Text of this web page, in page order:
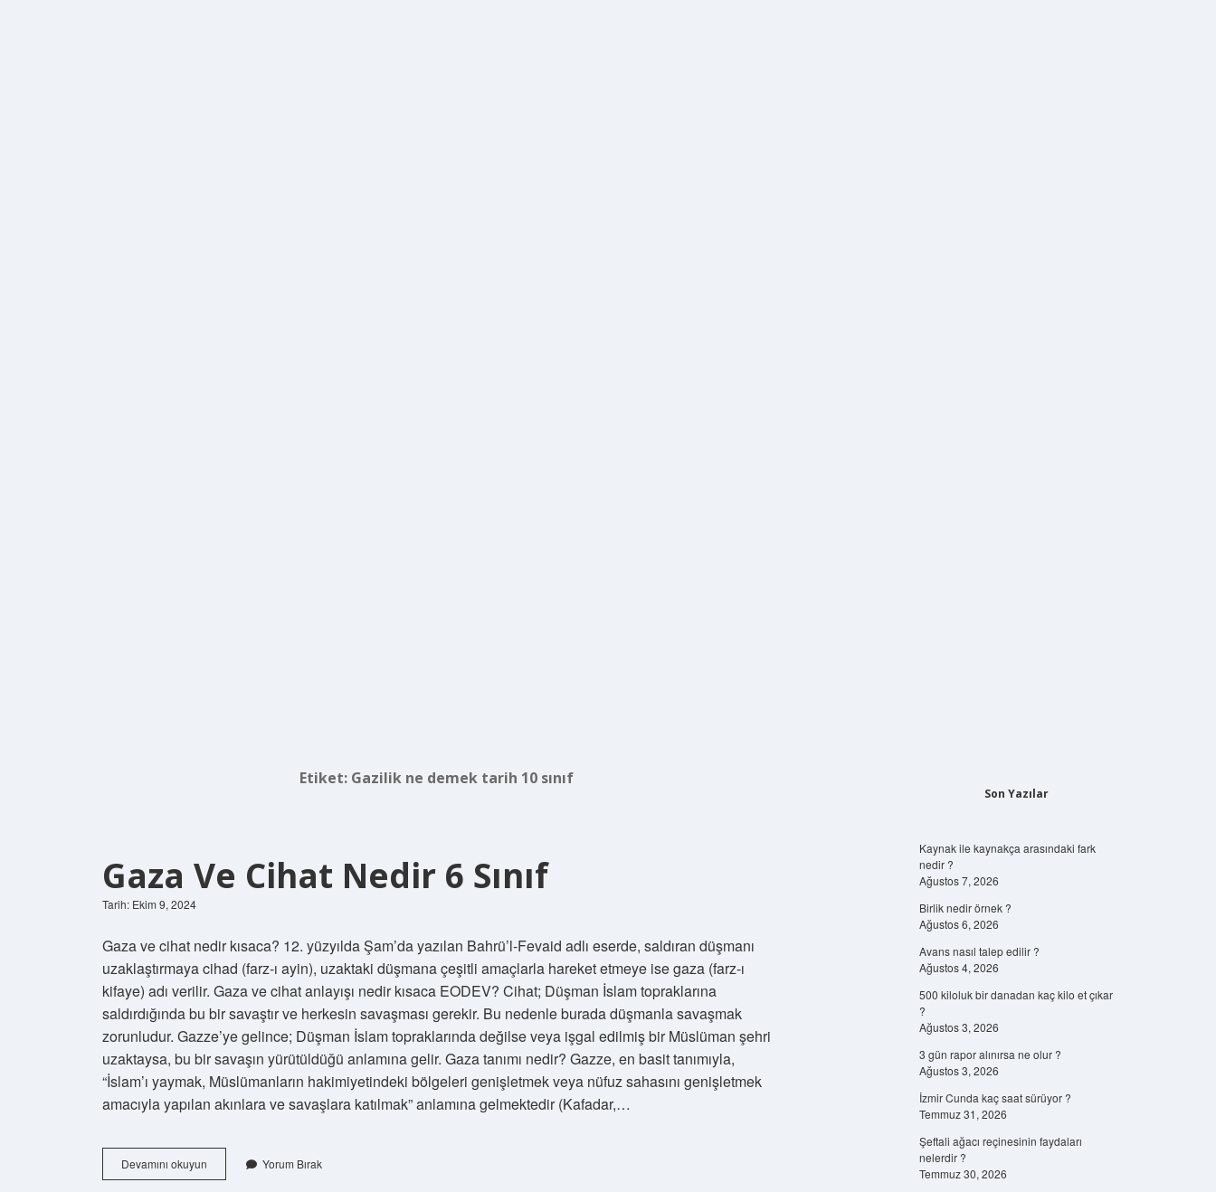
Etiket: Gazilik ne demek tarih 10 sınıf
Gaza Ve Cihat Nedir 6 Sınıf
Tarih: Ekim 9, 2024
Gaza ve cihat nedir kısaca? 12. yüzyılda Şam’da yazılan Bahrü’l-Fevaid adlı eserde, saldıran düşmanı
uzaklaştırmaya cihad (farz-ı ayin), uzaktaki düşmana çeşitli amaçlarla hareket etmeye ise gaza (farz-ı
kifaye) adı verilir. Gaza ve cihat anlayışı nedir kısaca EODEV? Cihat; Düşman İslam topraklarına
saldırdığında bu bir savaştır ve herkesin savaşması gerekir. Bu nedenle burada düşmanla savaşmak
zorunludur. Gazze’ye gelince; Düşman İslam topraklarında değilse veya işgal edilmiş bir Müslüman şehri
uzaktaysa, bu bir savaşın yürütüldüğü anlamına gelir. Gaza tanımı nedir? Gazze, en basit tanımıyla,
“İslam’ı yaymak, Müslümanların hakimiyetindeki bölgeleri genişletmek veya nüfuz sahasını genişletmek
amacıyla yapılan akınlara ve savaşlara katılmak” anlamına gelmektedir (Kafadar,…
Devamını okuyun
Ve
Yorum Bırak
Son Yazılar
Kaynak ile kaynakça arasındaki fark
nedir ?
Ağustos 7, 2026
Birlik nedir örnek ?
Ağustos 6, 2026
Avans nasıl talep edilir ?
Ağustos 4, 2026
500 kiloluk bir danadan kaç kilo et çıkar
?
Ağustos 3, 2026
3 gün rapor alınırsa ne olur ?
Ağustos 3, 2026
İzmir Cunda kaç saat sürüyor ?
Temmuz 31, 2026
Şeftali ağacı reçinesinin faydaları
nelerdir ?
Temmuz 30, 2026